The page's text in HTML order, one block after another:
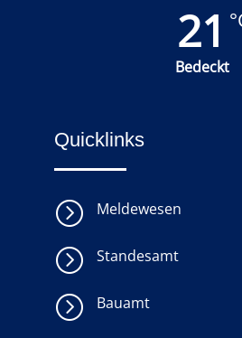
21
Bedeckt
Quicklinks
= Meldewesen
= Standesamt
= Bauamt